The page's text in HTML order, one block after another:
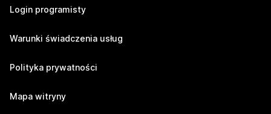
Login programisty
Warunki świadczenia usług
Polityka prywatności
Mapa witryny